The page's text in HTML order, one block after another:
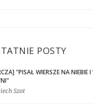
POSTY
"PISAŁ WIERSZE NA NIEBIE I
Szot